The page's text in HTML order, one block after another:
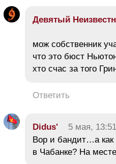
Девятый
мож собственник
что это бюст
хто счас за того
Ответить
Didus' 5 мая, 13:51
Вор и бандит…а как
в Чабанке? На